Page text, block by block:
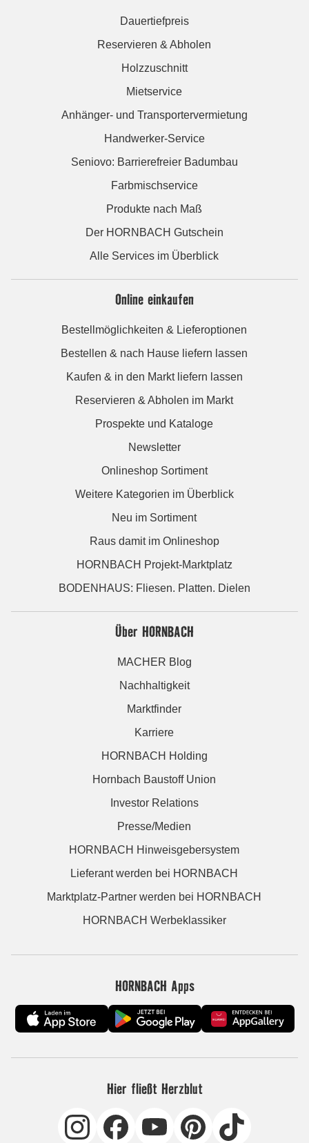
Dauertiefpreis
Reservieren & Abholen
Holzzuschnitt
Mietservice
Anhänger- und Transportervermietung
Handwerker-Service
Seniovo: Barrierefreier Badumbau
Farbmischservice
Produkte nach Maß
Der HORNBACH Gutschein
Alle Services im Überblick
Online einkaufen
Bestellmöglichkeiten & Lieferoptionen
Bestellen & nach Hause liefern lassen
Kaufen & in den Markt liefern lassen
Reservieren & Abholen im Markt
Prospekte und Kataloge
Newsletter
Onlineshop Sortiment
Weitere Kategorien im Überblick
Neu im Sortiment
Raus damit im Onlineshop
HORNBACH Projekt-Marktplatz
BODENHAUS: Fliesen. Platten. Dielen
Über HORNBACH
MACHER Blog
Nachhaltigkeit
Marktfinder
Karriere
HORNBACH Holding
Hornbach Baustoff Union
Investor Relations
Presse/Medien
HORNBACH Hinweisgebersystem
Lieferant werden bei HORNBACH
Marktplatz-Partner werden bei HORNBACH
HORNBACH Werbeklassiker
HORNBACH Apps
Hier fließt Herzblut